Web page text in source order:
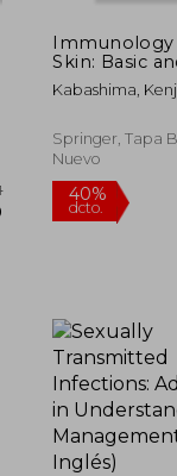
Skin: Basic
Sciences in
Immune
Kabashima,
Springer, Tapa
Nuevo